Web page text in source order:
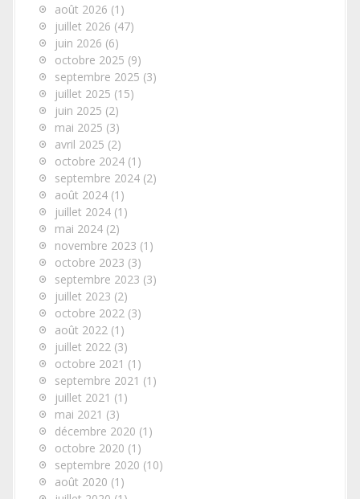
août 2026 (1)
juillet 2026 (47)
juin 2026 (6)
octobre 2025 (9)
septembre 2025 (3)
juillet 2025 (15)
juin 2025 (2)
mai 2025 (3)
avril 2025 (2)
octobre 2024 (1)
septembre 2024 (2)
août 2024 (1)
juillet 2024 (1)
mai 2024 (2)
novembre 2023 (1)
octobre 2023 (3)
septembre 2023 (3)
juillet 2023 (2)
octobre 2022 (3)
août 2022 (1)
juillet 2022 (3)
octobre 2021 (1)
septembre 2021 (1)
juillet 2021 (1)
mai 2021 (3)
décembre 2020 (1)
octobre 2020 (1)
septembre 2020 (10)
août 2020 (1)